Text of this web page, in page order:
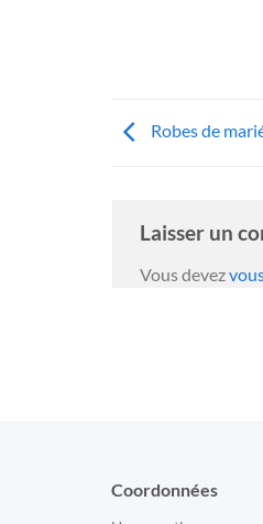
Robes de
Laisser un
Vous devez
Coordonnées